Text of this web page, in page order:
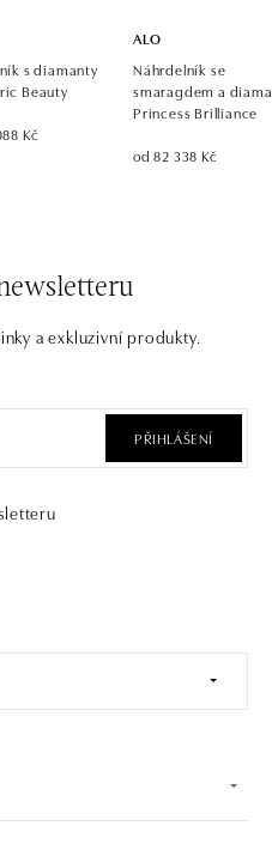
s diamanty
Beauty
Kč
ALO
Náhrdelník se
smaragdem a
Princess Brilliance
od 82 338 Kč
a exkluzivní produkty.
PŘIHLÁŠENÍ